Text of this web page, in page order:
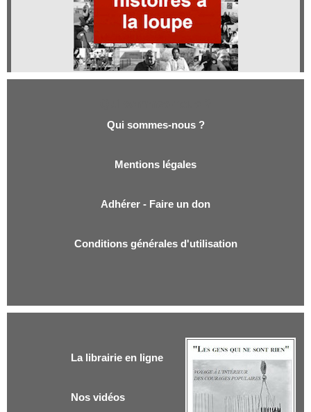
Qui sommes-nous ?
Mentions légales
Adhérer - Faire un don
Conditions générales d'utilisation
La librairie en ligne
Nos vidéos